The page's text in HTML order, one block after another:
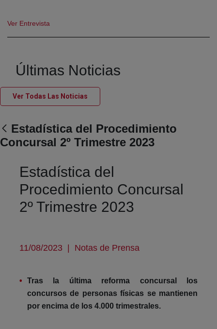
Ver Entrevista
Últimas Noticias
Ver Todas Las Noticias
Estadística del Procedimiento
Concursal 2º Trimestre 2023
Estadística del
Procedimiento Concursal
2º Trimestre 2023
11/08/2023 | Notas de Prensa
Tras la última reforma concursal los
concursos de personas físicas se mantienen
por encima de los 4.000 trimestrales.